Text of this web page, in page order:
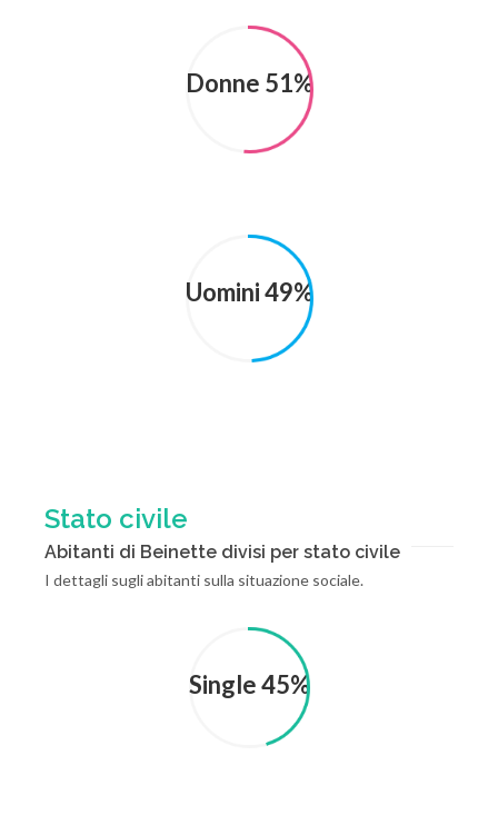
Donne 51%
Uomini 49%
Stato civile
Abitanti di Beinette divisi per stato civile
I dettagli sugli abitanti sulla situazione sociale.
Single 45%